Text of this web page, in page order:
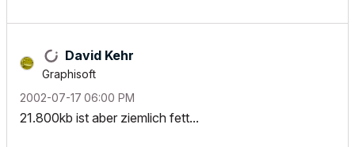
David Kehr
Graphisoft
‎2002-07-17 06:00 PM
21.800kb ist aber ziemlich fett...